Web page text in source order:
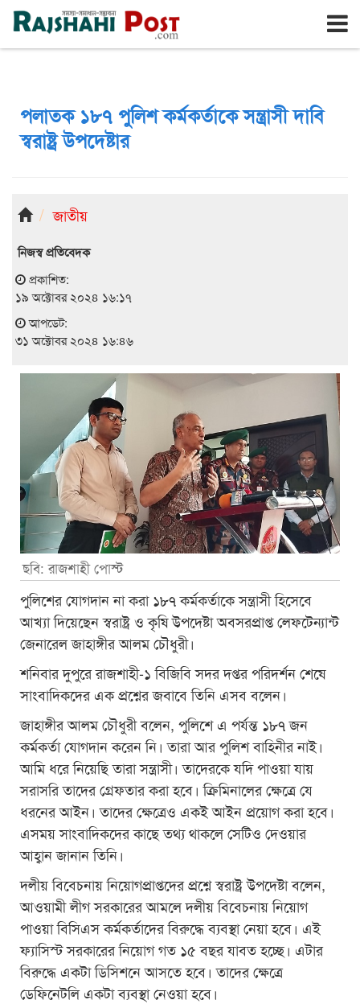
রাজশাহী রবিবার, ৯ই আগস্ট ২০২৬, ২৫শে শ্রাবণ ১৪৩৩
পলাতক ১৮৭ পুলিশ কর্মকর্তাকে সন্ত্রাসী দাবি
স্বরাষ্ট্র উপদেষ্টার
জাতীয়
নিজস্ব প্রতিবেদক
প্রকাশিত:
১৯ অক্টোবর ২০২৪ ১৬:১৭
আপডেট:
৩১ অক্টোবর ২০২৪ ১৬:৪৬
ছবি: রাজশাহী পোস্ট
পুলিশের যোগদান না করা ১৮৭ কর্মকর্তাকে সন্ত্রাসী হিসেবে
আখ্যা দিয়েছেন স্বরাষ্ট্র ও কৃষি উপদেষ্টা অবসরপ্রাপ্ত লেফটেন্যান্ট
জেনারেল জাহাঙ্গীর আলম চৌধুরী।
শনিবার দুপুরে রাজশাহী-১ বিজিবি সদর দপ্তর পরিদর্শন শেষে
সাংবাদিকদের এক প্রশ্নের জবাবে তিনি এসব বলেন।
জাহাঙ্গীর আলম চৌধুরী বলেন, পুলিশে এ পর্যন্ত ১৮৭ জন
কর্মকর্তা যোগদান করেন নি। তারা আর পুলিশ বাহিনীর নাই।
আমি ধরে নিয়েছি তারা সন্ত্রাসী। তাদেরকে যদি পাওয়া যায়
সরাসরি তাদের গ্রেফতার করা হবে। ক্রিমিনালের ক্ষেত্রে যে
ধরনের আইন। তাদের ক্ষেত্রেও একই আইন প্রয়োগ করা হবে।
এসময় সাংবাদিকদের কাছে তথ্য থাকলে সেটিও দেওয়ার
আহ্বান জানান তিনি।
দলীয় বিবেচনায় নিয়োগপ্রাপ্তদের প্রশ্নে স্বরাষ্ট্র উপদেষ্টা বলেন,
আওয়ামী লীগ সরকারের আমলে দলীয় বিবেচনায় নিয়োগ
পাওয়া বিসিএস কর্মকর্তাদের বিরুদ্ধে ব্যবস্থা নেয়া হবে। এই
ফ্যাসিস্ট সরকারের নিয়োগ গত ১৫ বছর যাবত হচ্ছে। এটার
বিরুদ্ধে একটা ডিসিশনে আসতে হবে। তাদের ক্ষেত্রে
ডেফিনেটলি একটা ব্যবস্থা নেওয়া হবে।